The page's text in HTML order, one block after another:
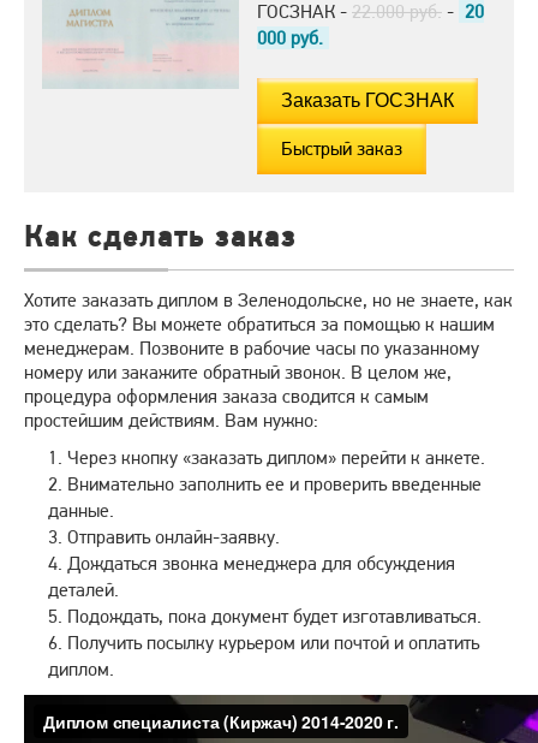
ГОСЗНАК - 22.000 руб. - 20
000 руб.
Быстрый заказ
Как сделать заказ
Хотите заказать диплом в Зеленодольске, но не знаете, как
это сделать? Вы можете обратиться за помощью к нашим
менеджерам. Позвоните в рабочие часы по указанному
номеру или закажите обратный звонок. В целом же,
процедура оформления заказа сводится к самым
простейшим действиям. Вам нужно:
Через кнопку «заказать диплом» перейти к анкете.
Внимательно заполнить ее и проверить введенные
данные.
Отправить онлайн-заявку.
Дождаться звонка менеджера для обсуждения
деталей.
Подождать, пока документ будет изготавливаться.
Получить посылку курьером или почтой и оплатить
диплом.